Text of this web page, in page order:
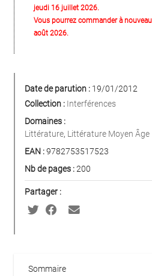
jeudi 16 juillet 2026.
Vous pourrez commander à
août 2026.
Date de parution : 19/01/2012
Collection : Interférences
Domaines :
Littérature, Littérature Moyen Âge
EAN :9782753517523
Nb de pages :200
Partager :
Sommaire